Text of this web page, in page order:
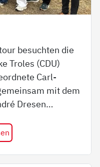
besuchten die
Troles (CDU)
Carl-
mit dem
Dresen…